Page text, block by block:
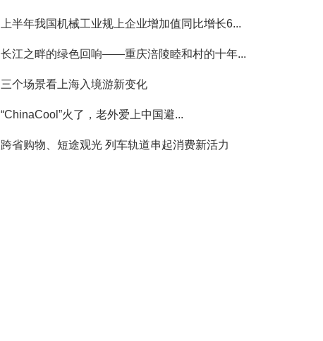
上半年我国机械工业规上企业增加值同比增长6...
长江之畔的绿色回响——重庆涪陵睦和村的十年...
三个场景看上海入境游新变化
“ChinaCool”火了，老外爱上中国避...
跨省购物、短途观光 列车轨道串起消费新活力